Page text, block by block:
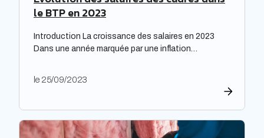
le BTP en 2023
Introduction La croissance des salaires en 2023
Dans une année marquée par une inflation
une inflation hors-norme, les entreprises ont mis la
Expectra dans son 21ème baromètre, évoquant une
progression […]
le 25/09/2023